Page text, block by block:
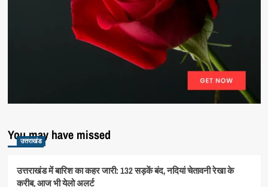
You may have missed
उत्तराखंड
उत्तराखंड में बारिश का कहर जारी: 132 सड़कें बंद, नदियां चेतावनी रेखा के
करीब, आज भी येलो अलर्ट